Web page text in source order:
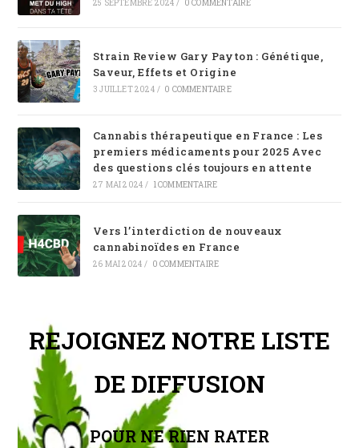
25 SEPTEMBRE 2024 / 0 COMMENTAIRE
Strain Review Gary Payton : Génétique,
Saveur, Effets et Origine
3 JUILLET 2024 / 0 COMMENTAIRE
Cannabis thérapeutique en France : Les
premiers médicaments pour 2025 Avec
des questions clés toujours en attente
27 MAI 2024 / 1 COMMENTAIRE
Vers l’interdiction de nouveaux
cannabinoïdes en France
26 MAI 2024 / 0 COMMENTAIRE
REJOIGNEZ NOTRE LISTE
DE DIFFUSION
POUR NE RIEN RATER